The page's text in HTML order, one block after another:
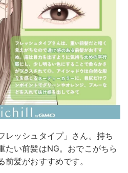
レッシュタイプ」さん。持ち
たい前髪はNG。おでこがちら
髪がおすすめです。